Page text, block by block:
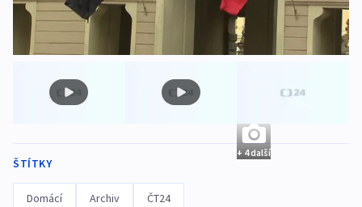
+ 4 další
ŠTÍTKY
Domácí Archiv ČT24